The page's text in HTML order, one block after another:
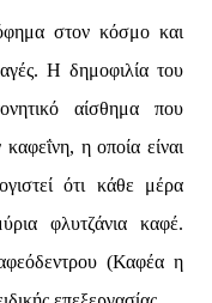
στον κόσμο και
Η δημοφιλία του
αίσθημα που
η οποία είναι
ότι κάθε μέρα
φλυτζάνια καφέ.
(Καφέα η